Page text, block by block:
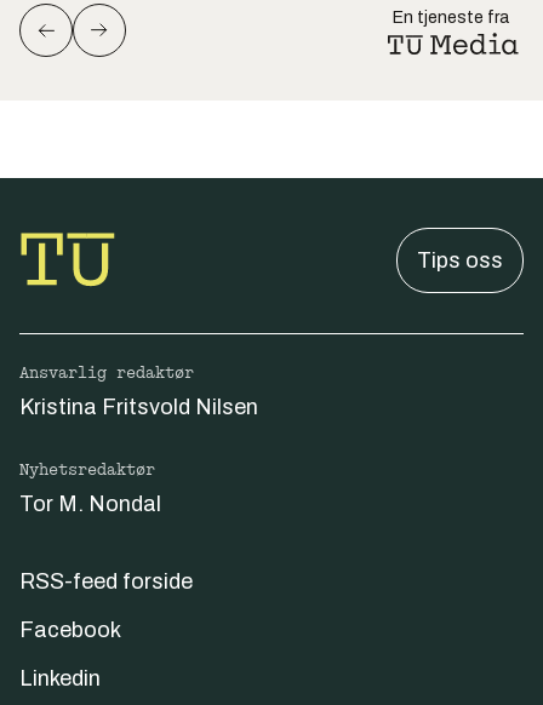
En tjeneste fra
Tips oss
Ansvarlig redaktør
Kristina Fritsvold Nilsen
Nyhetsredaktør
Tor M. Nondal
RSS-feed forside
Facebook
Linkedin